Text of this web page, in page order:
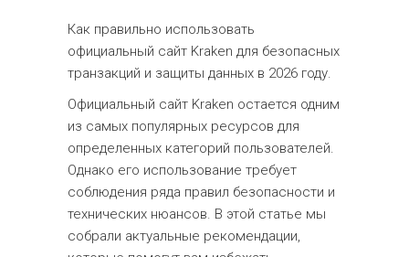
Как правильно использовать
официальный сайт Kraken для безопасных
транзакций и защиты данных в 2026 году.
Официальный сайт Kraken остается одним
из самых популярных ресурсов для
определенных категорий пользователей.
Однако его использование требует
соблюдения ряда правил безопасности и
технических нюансов. В этой статье мы
собрали актуальные рекомендации,